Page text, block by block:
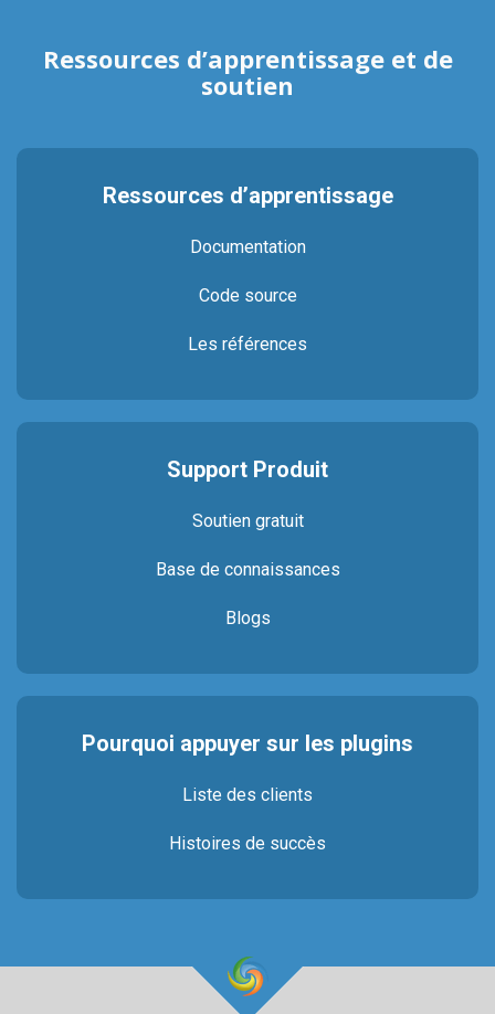
Ressources d’apprentissage et de
soutien
Ressources d’apprentissage
Documentation
Code source
Les références
Support Produit
Soutien gratuit
Base de connaissances
Blogs
Pourquoi appuyer sur les plugins
Liste des clients
Histoires de succès